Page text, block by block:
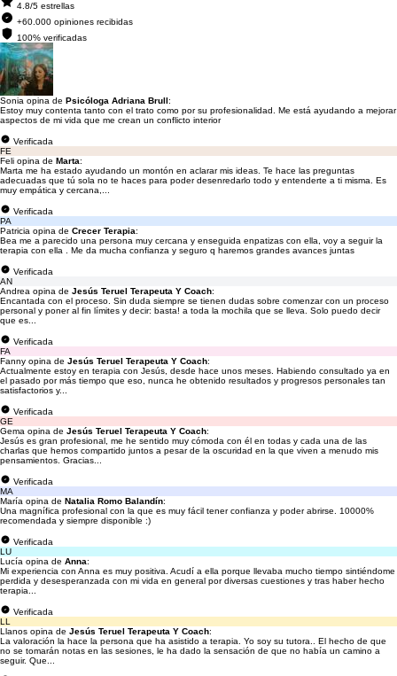
4.8/5 estrellas
+60.000 opiniones recibidas
100% verificadas
Sonia opina de Psicóloga Adriana Brull:
Estoy muy contenta tanto con el trato como por su profesionalidad. Me está ayudando a mejorar
aspectos de mi vida que me crean un conflicto interior
Verificada
FE
Feli opina de Marta:
Marta me ha estado ayudando un montón en aclarar mis ideas. Te hace las preguntas
adecuadas que tú sola no te haces para poder desenredarlo todo y entenderte a ti misma. Es
muy empática y cercana,...
Verificada
PA
Patricia opina de Crecer Terapia:
Bea me a parecido una persona muy cercana y enseguida enpatizas con ella, voy a seguir la
terapia con ella . Me da mucha confianza y seguro q haremos grandes avances juntas
Verificada
AN
Andrea opina de Jesús Teruel Terapeuta Y Coach:
Encantada con el proceso. Sin duda siempre se tienen dudas sobre comenzar con un proceso
personal y poner al fin límites y decir: basta! a toda la mochila que se lleva. Solo puedo decir
que es...
Verificada
FA
Fanny opina de Jesús Teruel Terapeuta Y Coach:
Actualmente estoy en terapia con Jesús, desde hace unos meses. Habiendo consultado ya en
el pasado por más tiempo que eso, nunca he obtenido resultados y progresos personales tan
satisfactorios y...
Verificada
GE
Gema opina de Jesús Teruel Terapeuta Y Coach:
Jesús es gran profesional, me he sentido muy cómoda con él en todas y cada una de las
charlas que hemos compartido juntos a pesar de la oscuridad en la que viven a menudo mis
pensamientos. Gracias...
Verificada
MA
María opina de Natalia Romo Balandín:
Una magnífica profesional con la que es muy fácil tener confianza y poder abrirse. 10000%
recomendada y siempre disponible :)
Verificada
LU
Lucía opina de Anna:
Mi experiencia con Anna es muy positiva. Acudí a ella porque llevaba mucho tiempo sintiéndome
perdida y desesperanzada con mi vida en general por diversas cuestiones y tras haber hecho
terapia...
Verificada
LL
Llanos opina de Jesús Teruel Terapeuta Y Coach:
La valoración la hace la persona que ha asistido a terapia. Yo soy su tutora.. El hecho de que
no se tomarán notas en las sesiones, le ha dado la sensación de que no había un camino a
seguir. Que...